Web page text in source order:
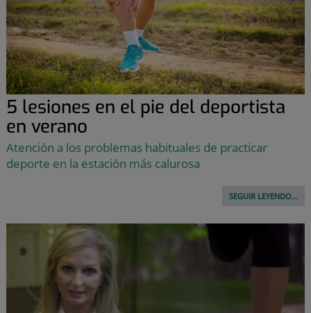
5 lesiones en el pie del deportista
en verano
Atención a los problemas habituales de practicar
deporte en la estación más calurosa
SEGUIR LEYENDO...